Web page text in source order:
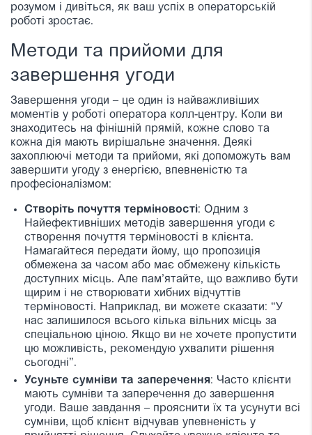
розумом і дивіться, як ваш успіх в операторській
роботі зростає.
Методи та прийоми для
завершення угоди
Завершення угоди – це один із найважливіших
моментів у роботі оператора колл-центру. Коли ви
знаходитесь на фінішній прямій, кожне слово та
кожна дія мають вирішальне значення. Деякі
захоплюючі методи та прийоми, які допоможуть вам
завершити угоду з енергією, впевненістю та
професіоналізмом:
Створіть почуття терміновості: Одним з
Найефективніших методів завершення угоди є
створення почуття терміновості в клієнта.
Намагайтеся передати йому, що пропозиція
обмежена за часом або має обмежену кількість
доступних місць. Але пам’ятайте, що важливо бути
щирим і не створювати хибних відчуттів
терміновості. Наприклад, ви можете сказати: “У
нас залишилося всього кілька вільних місць за
спеціальною ціною. Якщо ви не хочете пропустити
цю можливість, рекомендую ухвалити рішення
сьогодні”.
Усуньте сумніви та заперечення: Часто клієнти
мають сумніви та заперечення до завершення
угоди. Ваше завдання – прояснити їх та усунути всі
сумніви, щоб клієнт відчував упевненість у